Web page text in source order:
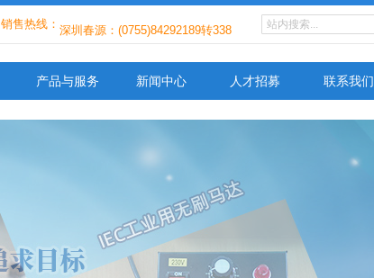
销售热线： 深圳春源：(0755)84292189转338
上海华藤：(021)59161089
青岛春源：(0532)86990599
产品与服务 新闻中心 人才招募 联系我们